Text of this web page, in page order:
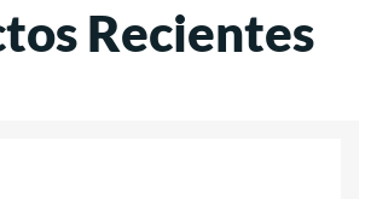
Recientes